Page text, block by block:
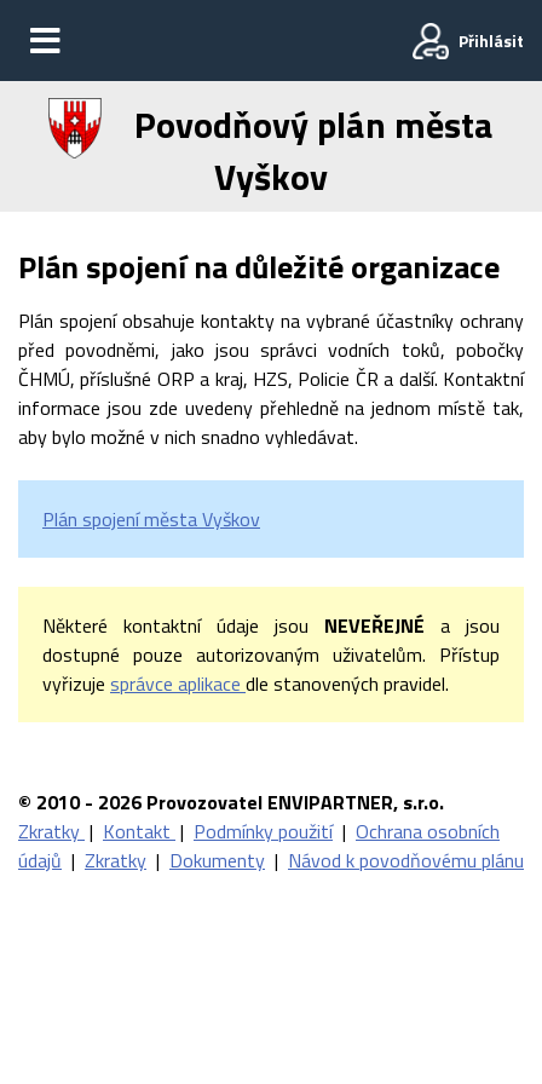
Přihlásit
Povodňový plán města
Vyškov
Plán spojení na důležité organizace
Plán spojení obsahuje kontakty na vybrané účastníky ochrany
před povodněmi, jako jsou správci vodních toků, pobočky
ČHMÚ, příslušné ORP a kraj, HZS, Policie ČR a další. Kontaktní
informace jsou zde uvedeny přehledně na jednom místě tak,
aby bylo možné v nich snadno vyhledávat.
Plán spojení města Vyškov
Některé kontaktní údaje jsou NEVEŘEJNÉ a jsou
dostupné pouze autorizovaným uživatelům. Přístup
vyřizuje správce aplikace dle stanovených pravidel.
© 2010 - 2026 Provozovatel ENVIPARTNER, s.r.o.
Zkratky | Kontakt | Podmínky použití | Ochrana osobních
údajů | Zkratky | Dokumenty | Návod k povodňovému plánu